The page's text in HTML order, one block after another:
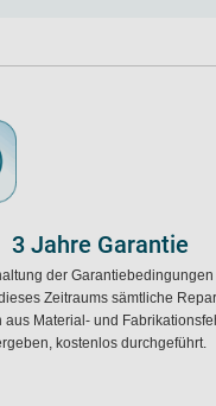
3 Jahre Garantie
der
Zeitraums sämtliche
aus Material- und
kostenlos durchgeführt.